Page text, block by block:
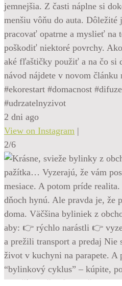
jemnejšia. Z časti náplne si
menšiu vôňu do auta.
pracovať opatrne a myslieť na
poškodiť niektoré povrchy.
aké fľaštičky použiť a na čo si
návod nájdete v novom článku
#ekorestart #domacnost
#udrzatelnyzivot
2 dni ago
View on Instagram |
2/6